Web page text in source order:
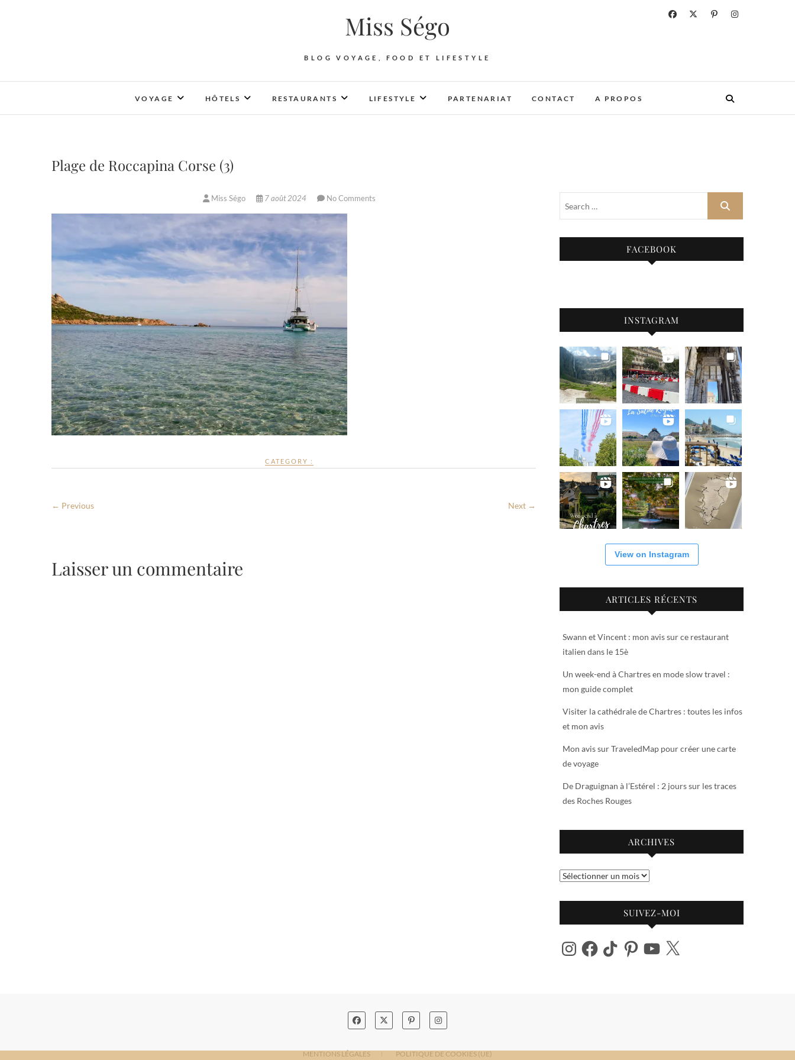
Miss Ségo
BLOG VOYAGE, FOOD ET LIFESTYLE
VOYAGE HÔTELS RESTAURANTS LIFESTYLE PARTENARIAT CONTACT A PROPOS
Plage de Roccapina Corse (3)
Miss Ségo 7 août 2024 No Comments
CATEGORY :
← Previous Next →
Laisser un commentaire
FACEBOOK
INSTAGRAM
View on Instagram
ARTICLES RÉCENTS
Swann et Vincent : mon avis sur ce restaurant
italien dans le 15è
Un week-end à Chartres en mode slow travel :
mon guide complet
Visiter la cathédrale de Chartres : toutes les infos
et mon avis
Mon avis sur TraveledMap pour créer une carte
de voyage
De Draguignan à l’Estérel : 2 jours sur les traces
des Roches Rouges
ARCHIVES
Archives
SUIVEZ-MOI
InstagramFacebook
TikTok PinterestYouTube
X
MENTIONS LÉGALES POLITIQUE DE COOKIES (UE)